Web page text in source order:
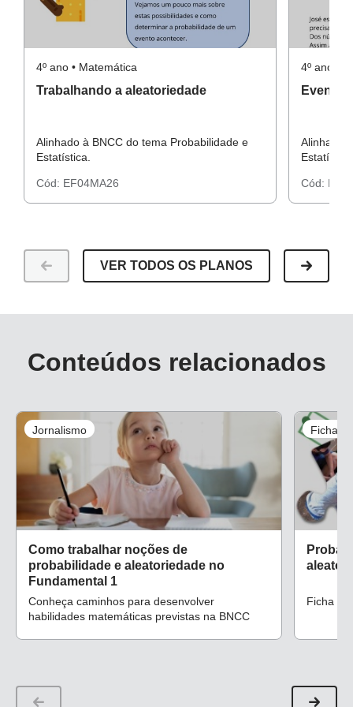
Resolução da Atividade complementar
Guia de intervenção
Atividades projetadas em formato de slides ou impressas.
4º ano • Matemática
Trabalhando a aleatoriedade
Alinhado à BNCC do tema Probabilidade e
Estatística.
Cód: EF04MA26
4º ano •
Alinhado
Cód:
VER TODOS OS PLANOS
Conteúdos relacionados
Jornalismo
Como trabalhar noções de
probabilidade e aleatoriedade no
Fundamental 1
Conheça caminhos para desenvolver
habilidades matemáticas previstas na BNCC
Ficha
Ficha